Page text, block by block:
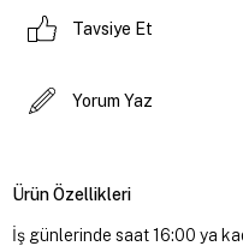
Tavsiye Et
Yorum Yaz
Ürün Özellikleri
İş günlerinde saat 16:00 ya